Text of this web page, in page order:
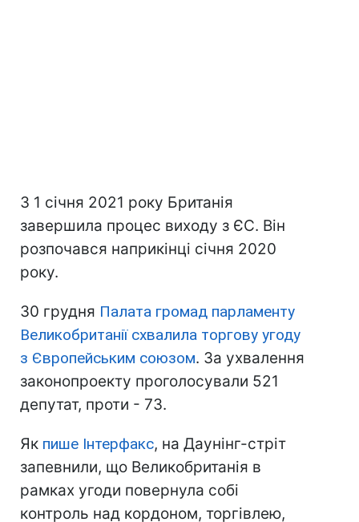
З 1 січня 2021 року Британія
завершила процес виходу з ЄС. Він
розпочався наприкінці січня 2020
року.
30 грудня Палата громад парламенту
Великобританії схвалила торгову угоду
з Європейським союзом. За ухвалення
законопроекту проголосували 521
депутат, проти - 73.
Як пише Інтерфакс, на Даунінг-стріт
запевнили, що Великобританія в
рамках угоди повернула собі
контроль над кордоном, торгівлею,